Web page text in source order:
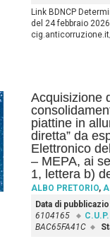
Link BDNCP
del 24 febbraio
Acquisizione
piattine in
diretta” da
Elettronico
– MEPA, ai
1, lettera b)
ALBO PRETORIO,
Data di
6104165
C.U.P.
BAC65FA41C